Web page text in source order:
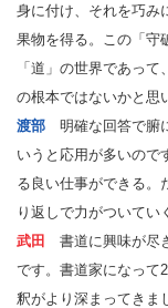
身に付け、それを巧み
果物を得る。この「守
「道」の世界であっ
の根本ではないかと思
渡部 明確な回答で腑
いうと応用が多いので
る良い仕事ができる。
り返しで力がついてい
武田
書道に興味が尽
です。書道家になって
釈がより深まってきま